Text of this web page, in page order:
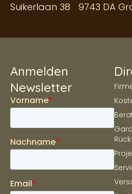
Suikerlaan 38 9743 DA
Anmelden
Newsletter